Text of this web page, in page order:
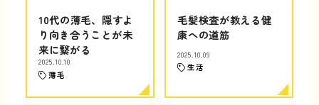
10代の薄毛、隠すよ
り向き合うことが未
来に繋がる
2025.10.10
薄毛
毛髪検査が教える健
康への道筋
2025.10.09
生活